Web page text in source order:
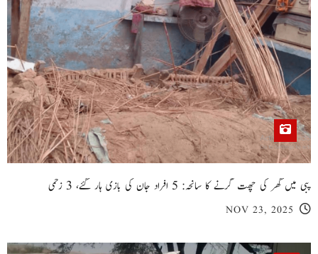
پبی میں گھر کی چھت گرنے کا سانحہ: 5 افراد جان کی بازی ہار گئے، 3 زخمی
NOV 23, 2025